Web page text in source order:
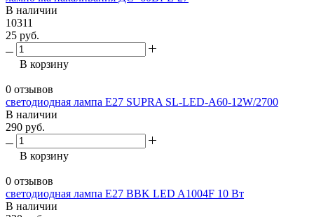
В наличии
10311
25 руб.
В корзину
0 отзывов
светодиодная лампа E27 SUPRA SL-LED-A60-12W/2700
В наличии
290 руб.
В корзину
0 отзывов
светодиодная лампа E27 BBK LED A1004F 10 Вт
В наличии